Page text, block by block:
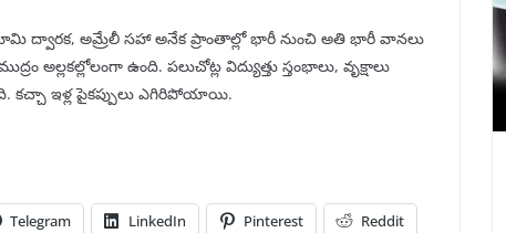
ద్వారక, అమ్రేలీ సహా అనేక ప్రాంతాల్లో భారీ నుంచి అతి భారీ వానలు
అల్లకల్లోలంగా ఉంది. పలుచోట్ల విద్యుత్తు స్తంభాలు, వృక్షాలు
కచ్చా ఇళ్ల పైకప్పులు ఎగిరిపోయాయి.
Telegram LinkedIn Pinterest Reddit